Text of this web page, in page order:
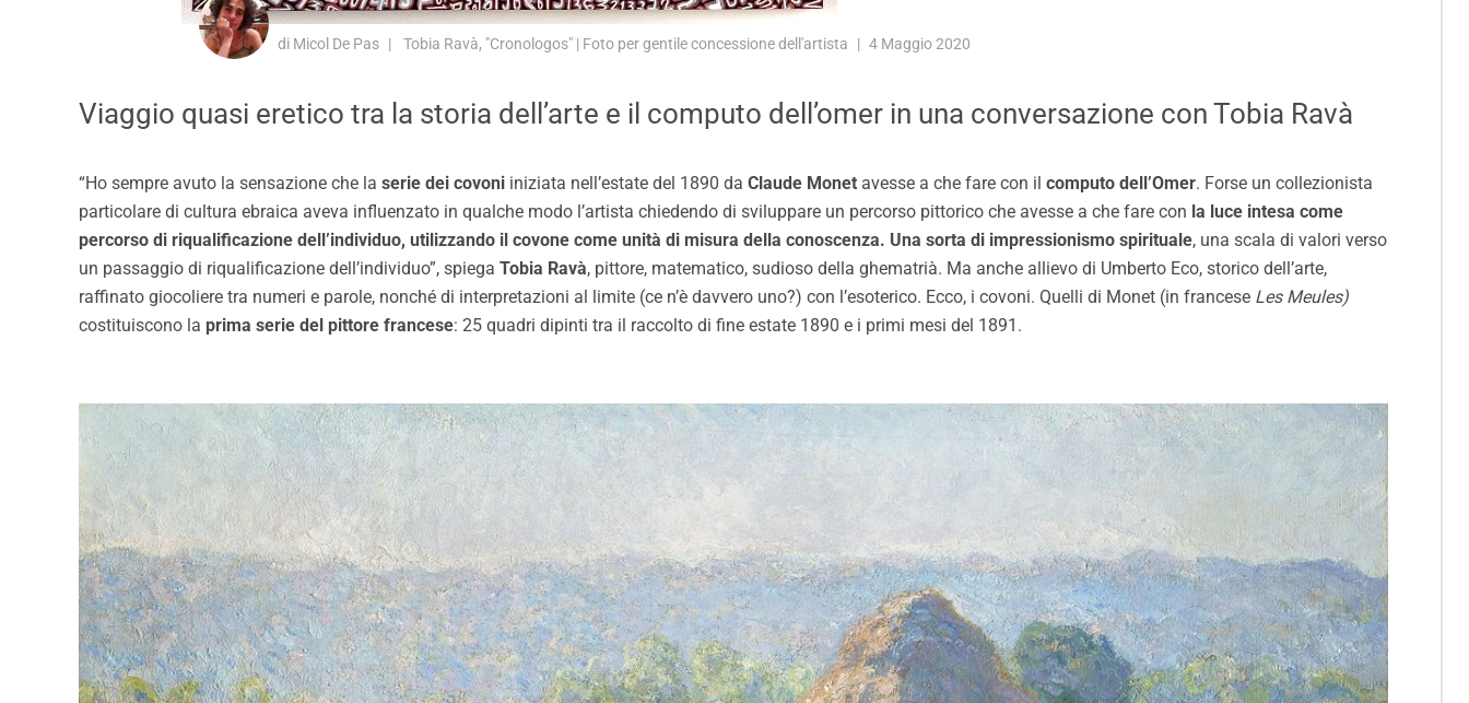
di Micol De Pas Tobia Ravà, "Cronologos" | Foto per gentile concessione dell'artista 4 Maggio 2020
Viaggio quasi eretico tra la storia dell’arte e il computo dell’omer in una conversazione con Tobia Ravà
“Ho sempre avuto la sensazione che la serie dei covoni iniziata nell’estate del 1890 da Claude Monet avesse a che fare con il computo dell’Omer. Forse un collezionista
particolare di cultura ebraica aveva influenzato in qualche modo l’artista chiedendo di sviluppare un percorso pittorico che avesse a che fare con la luce intesa come
percorso di riqualificazione dell’individuo, utilizzando il covone come unità di misura della conoscenza. Una sorta di impressionismo spirituale, una scala di valori verso
un passaggio di riqualificazione dell’individuo”, spiega Tobia Ravà, pittore, matematico, sudioso della ghematrià. Ma anche allievo di Umberto Eco, storico dell’arte,
raffinato giocoliere tra numeri e parole, nonché di interpretazioni al limite (ce n’è davvero uno?) con l’esoterico. Ecco, i covoni. Quelli di Monet (in francese Les Meules)
costituiscono la prima serie del pittore francese: 25 quadri dipinti tra il raccolto di fine estate 1890 e i primi mesi del 1891.